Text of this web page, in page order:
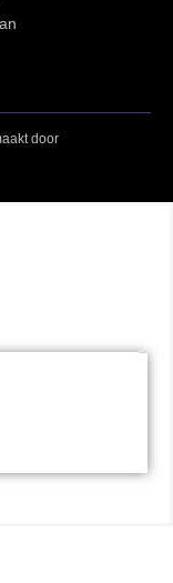
door